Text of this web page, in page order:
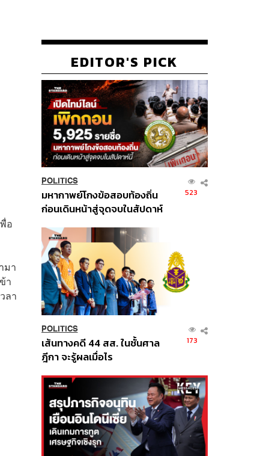
อ
มา
า
ลา
EDITOR'S PICK
POLITICS
มหากาพย์โกงข้อสอบท้องถิ่น
ก่อนเดินหน้าสู่จุดจบในสัปดาห์
523
POLITICS
เส้นทางคดี 44 สส. ในชั้นศาล
ฎีกา จะรู้ผลเมื่อไร
173